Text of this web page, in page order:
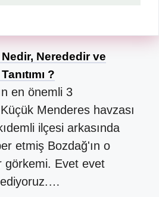
Nerededir ve
?
en önemli 3
Menderes havzası
ilçesi arkasında
etmiş Bozdağ'ın o
görkemi. Evet evet